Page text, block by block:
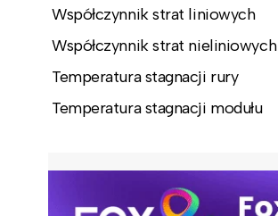
Współczynnik strat liniowych
Współczynnik strat nieliniowych
Temperatura stagnacji rury
Temperatura stagnacji modułu